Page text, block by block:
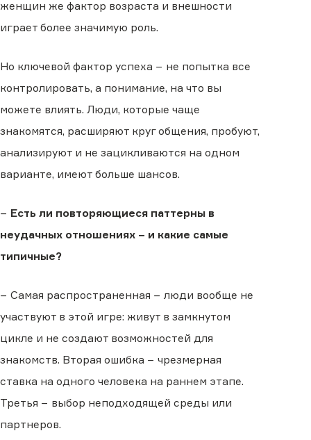
женщин же фактор возраста и внешности
играет более значимую роль.
Но ключевой фактор успеха − не попытка все
контролировать, а понимание, на что вы
можете влиять. Люди, которые чаще
знакомятся, расширяют круг общения, пробуют,
анализируют и не зацикливаются на одном
варианте, имеют больше шансов.
− Есть ли повторяющиеся паттерны в
неудачных отношениях − и какие самые
типичные?
− Самая распространенная − люди вообще не
участвуют в этой игре: живут в замкнутом
цикле и не создают возможностей для
знакомств. Вторая ошибка − чрезмерная
ставка на одного человека на раннем этапе.
Третья − выбор неподходящей среды или
партнеров.